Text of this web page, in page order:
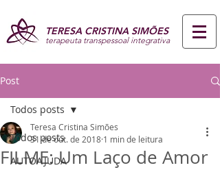
TERESA CRISTINA SIMÕES
terapeuta transpessoal integrativa
Post
Todos posts
AUTOAJUDA
Todos posts
FILME: Um Laço de Amor
Teresa Cristina Simões
31 de out. de 2018 1 min de leitura